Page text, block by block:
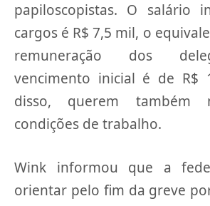
papiloscopistas. O salário
cargos é R$ 7,5 mil, o
remuneração dos
vencimento inicial é de R$
disso, querem também
condições de trabalho.
Wink informou que a
orientar pelo fim da greve